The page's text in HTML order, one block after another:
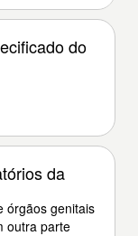
do
da
órgãos genitais
outra parte